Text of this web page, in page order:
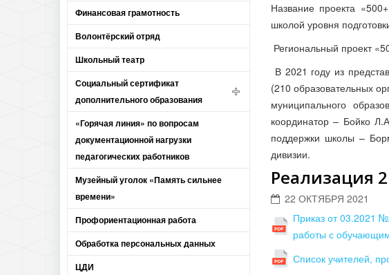
Финансовая грамотность
Волонтёрский отряд
Школьный театр
Социальный сертификат
дополнительного образования
«Горячая линия» по вопросам
документационной нагрузки
педагогических работников
Музейный уголок «Память сильнее
времени»
Профориентационная работа
Обработка персональных данных
ЦДИ
Название проекта
школой уровня
Региональный проект
В 2021 году из
(210 образовательных
муниципального
координатор – Бойко
поддержки школы –
дивизии.
Реализация
22 ОКТЯБРЯ 2021
Приказ от 03.2021
работы с
Список учителей,